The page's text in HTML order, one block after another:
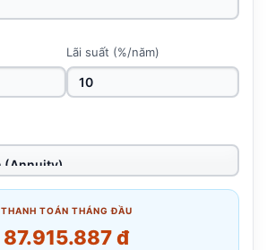
Lãi suất (%/năm)
THANH TOÁN THÁNG ĐẦU
87.915.887 đ